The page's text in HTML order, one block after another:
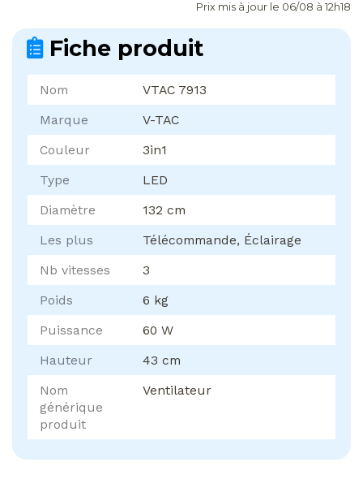
Prix mis à jour le 06/08 à 12h18
Fiche produit
Nom
VTAC 7913
Marque
V-TAC
Couleur
3in1
Type
LED
Diamètre
132 cm
Les plus
Télécommande, Éclairage
Nb vitesses
3
Poids
6 kg
Puissance
60 W
Hauteur
43 cm
Nom
générique
produit
Ventilateur